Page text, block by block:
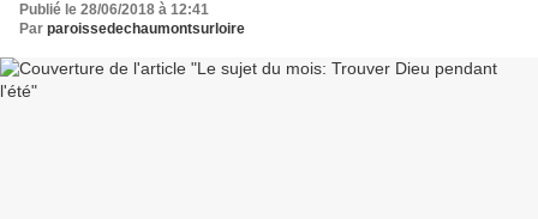
Publié le 28/06/2018 à 12:41
Par paroissedechaumontsurloire